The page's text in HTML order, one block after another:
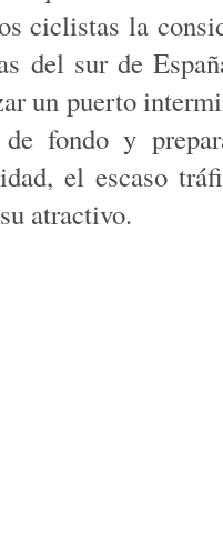
ciclistas la
del sur de
un puerto
de fondo y
el escaso
atractivo.